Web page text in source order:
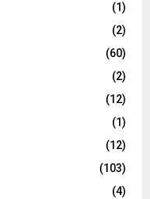
(1)
(2)
(60)
(2)
(12)
(1)
(12)
(103)
(4)